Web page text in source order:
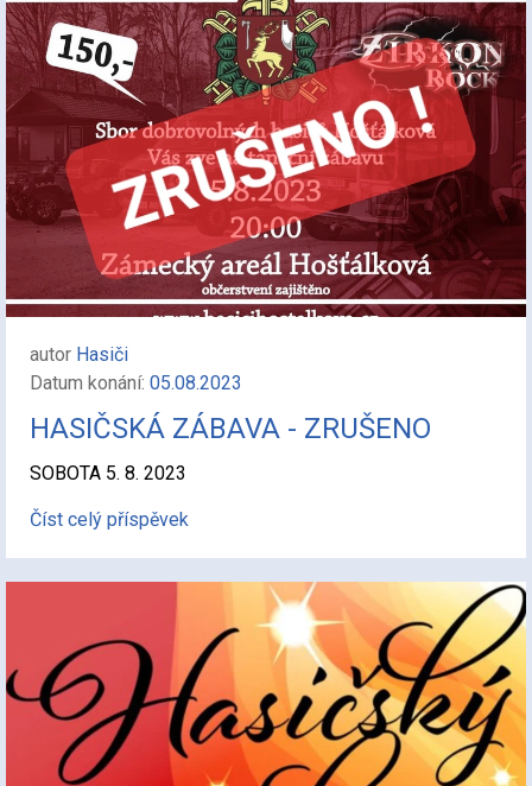
autor Hasiči
Datum konání: 05.08.2023
HASIČSKÁ ZÁBAVA - ZRUŠENO
SOBOTA 5. 8. 2023
Číst celý příspěvek